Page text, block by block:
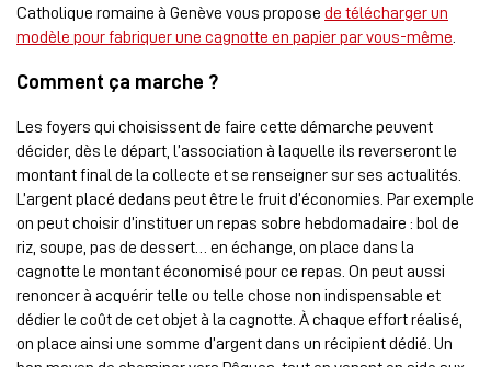
Catholique romaine à Genève vous propose de télécharger un
modèle pour fabriquer une cagnotte en papier par vous-même.
Comment ça marche ?
Les foyers qui choisissent de faire cette démarche peuvent
décider, dès le départ, l’association à laquelle ils reverseront le
montant final de la collecte et se renseigner sur ses actualités.
L’argent placé dedans peut être le fruit d’économies. Par exemple
on peut choisir d’instituer un repas sobre hebdomadaire : bol de
riz, soupe, pas de dessert… en échange, on place dans la
cagnotte le montant économisé pour ce repas. On peut aussi
renoncer à acquérir telle ou telle chose non indispensable et
dédier le coût de cet objet à la cagnotte. À chaque effort réalisé,
on place ainsi une somme d’argent dans un récipient dédié. Un